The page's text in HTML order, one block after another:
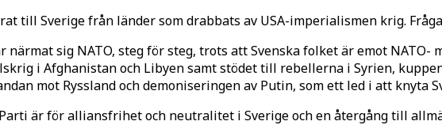
till Sverige från länder som drabbats av USA-imperialismen krig.
närmat sig NATO, steg för steg, trots att Svenska folket är emot
i Afghanistan och Libyen samt stödet till rebellerna i Syrien,
mot Ryssland och demoniseringen av Putin, som ett led i att knyta
är för alliansfrihet och neutralitet i Sverige och en återgång till